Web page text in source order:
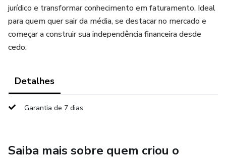
jurídico e transformar conhecimento em faturamento. Ideal
para quem quer sair da média, se destacar no mercado e
começar a construir sua independência financeira desde
cedo.
Detalhes
Garantia de 7 dias
Saiba mais sobre quem criou o